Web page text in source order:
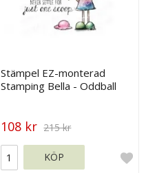
Stämpel EZ-monterad
Stamping Bella - Oddball
108 kr 215 kr
KÖP